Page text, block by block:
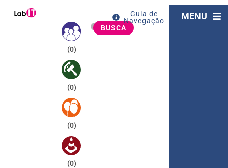
(0)
(0)
(0)
(0)
BUSCA
Guia de
Navegação
MENU